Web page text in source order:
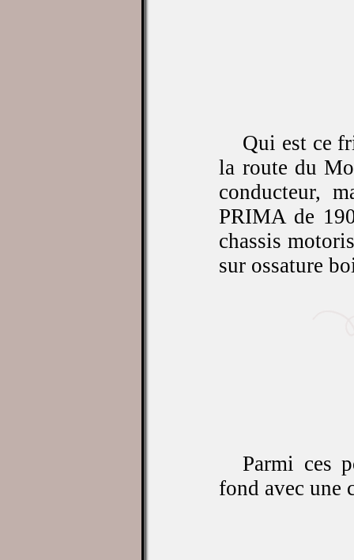
Qui est ce
la route du
conducteur,
PRIMA de
chassis
sur ossature
Parmi ces
fond avec une